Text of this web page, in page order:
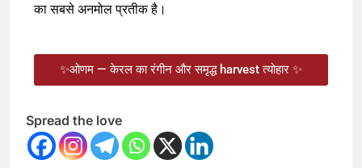
का सबसे अनमोल प्रतीक है।
✨ओणम — केरल का रंगीन और समृद्ध harvest त्योहार ✨
Spread the love